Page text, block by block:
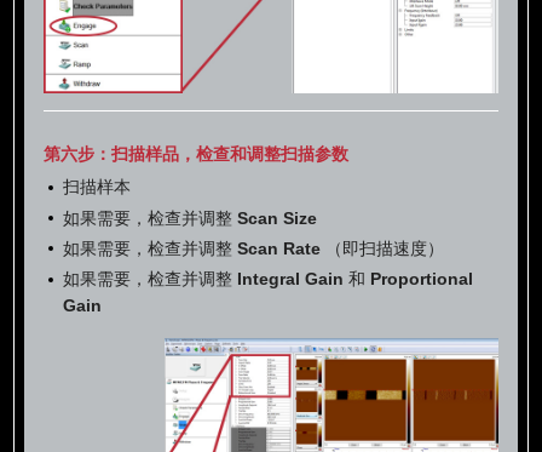
第六步：扫描样品，检查和调整扫描参数
扫描样本
如果需要，检查并调整 Scan Size
如果需要，检查并调整 Scan Rate
（即扫描速度）
如果需要，检查并调整 Integral Gain 和 Proportional
Gain